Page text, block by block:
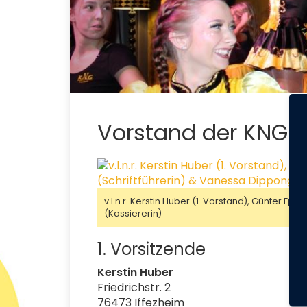
Vorstand der KNG
v.l.n.r. Kerstin Huber (1. Vorstand), Günter
(Kassiererin)
1. Vorsitzende
Kerstin Huber
Friedrichstr. 2
76473 Iffezheim